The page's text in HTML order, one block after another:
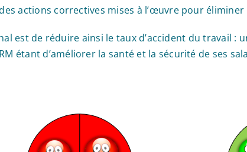
actions correctives mises à l’œuvre pour éliminer
est de réduire ainsi le taux d’accident du travail :
étant d’améliorer la santé et la sécurité de ses